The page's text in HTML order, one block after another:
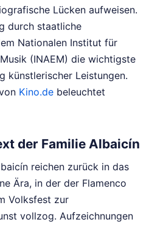
Lücken aufweisen.
durch staatliche
Nationalen Institut für
(INAEM) die wichtigste
künstlerischer Leistungen.
Kino.de beleuchtet
der Familie Albaicín
reichen zurück in das
Ära, in der der Flamenco
Volksfest zur
vollzog. Aufzeichnungen